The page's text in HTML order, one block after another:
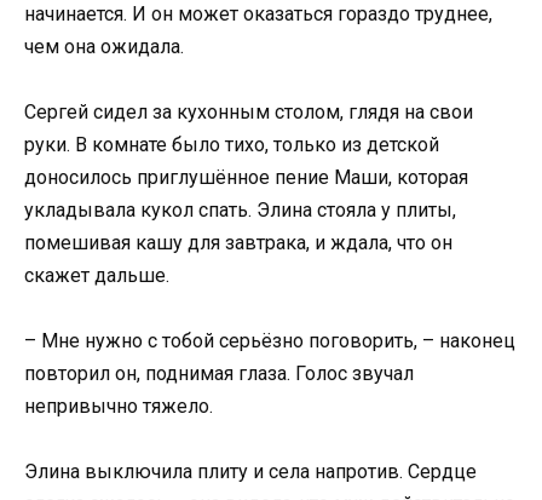
начинается. И он может оказаться гораздо труднее,
чем она ожидала.
Сергей сидел за кухонным столом, глядя на свои
руки. В комнате было тихо, только из детской
доносилось приглушённое пение Маши, которая
укладывала кукол спать. Элина стояла у плиты,
помешивая кашу для завтрака, и ждала, что он
скажет дальше.
– Мне нужно с тобой серьёзно поговорить, – наконец
повторил он, поднимая глаза. Голос звучал
непривычно тяжело.
Элина выключила плиту и села напротив. Сердце